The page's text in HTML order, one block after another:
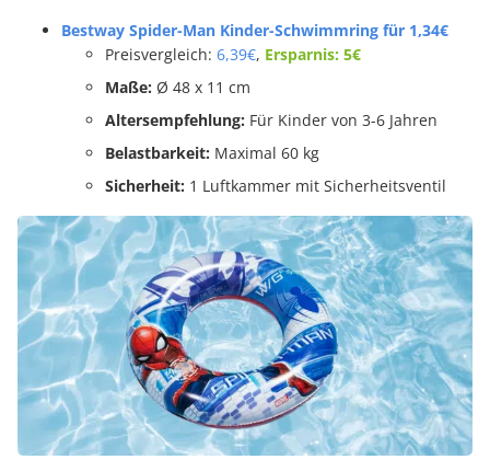
Bestway Spider-Man Kinder-Schwimmring für 1,34€
Preisvergleich: 6,39€, Ersparnis: 5€
Maße: Ø 48 x 11 cm
Altersempfehlung: Für Kinder von 3-6 Jahren
Belastbarkeit: Maximal 60 kg
Sicherheit: 1 Luftkammer mit Sicherheitsventil